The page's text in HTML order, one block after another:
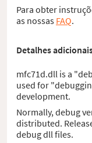
Para obter
as nossas FAQ.
Detalhes
mfc71d.dll is a
used for
development.
Normally, debug
distributed.
debug dll files.